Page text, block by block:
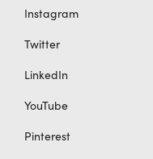
Instagram
Twitter
LinkedIn
YouTube
Pinterest